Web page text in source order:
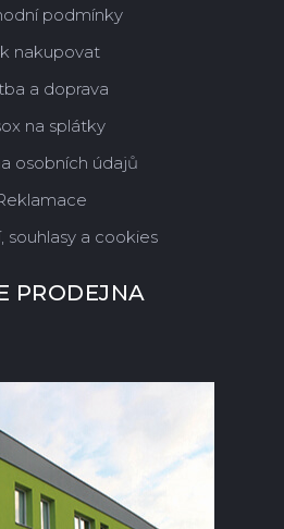
podmínky
nakupovat
a doprava
na splátky
osobních údajů
souhlasy a cookies
PRODEJNA